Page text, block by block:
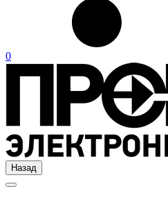
0
Назад